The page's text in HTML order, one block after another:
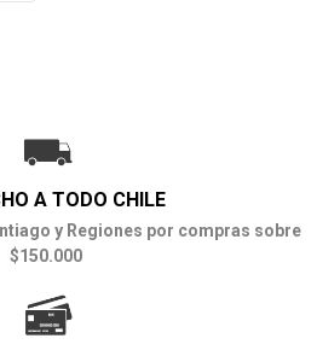
A TODO CHILE
y Regiones por compras sobre
$150.000